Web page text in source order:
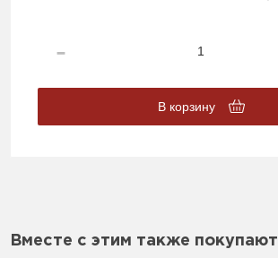
В корзину
Вместе с этим также покупают